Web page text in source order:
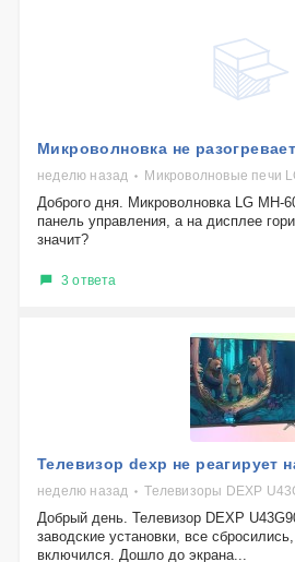
Микроволновка не
неделю назад Микроволновые печи
Доброго дня. Микроволновка LG MH-
панель управления, а на дисплее
значит?
3 ответа
Телевизор dexp не реагирует
неделю назад Телевизоры DEXP
Добрый день. Телевизор DEXP
заводские установки, все
включился. Дошло до экрана...